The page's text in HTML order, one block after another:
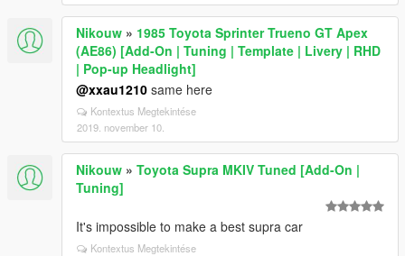
Nikouw » 1985 Toyota Sprinter Trueno GT Apex
(AE86) [Add-On | Tuning | Template | Livery | RHD
| Pop-up Headlight]
@xxau1210 same here
Kontextus Megtekintése
2019. november 10.
Nikouw » Toyota Supra MKIV Tuned [Add-On |
Tuning]
It's impossible to make a best supra car
Kontextus Megtekintése